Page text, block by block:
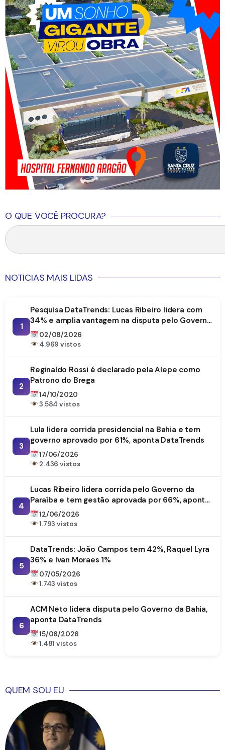
O QUE VOCÊ PROCURA?
NOTICIAS MAIS LIDAS
1
Pesquisa DataTrends: Lucas Ribeiro lidera com
34% e amplia vantagem na disputa pelo Governo
da Paraíba
02/08/2026
4.969 vistos
2
Reginaldo Rossi é declarado pela Alepe como
Patrono do Brega
14/10/2020
3.584 vistos
3
Lula lidera corrida presidencial na Bahia e tem
governo aprovado por 61%, aponta DataTrends
17/06/2026
2.436 vistos
4
Lucas Ribeiro lidera corrida pelo Governo da
Paraíba e tem gestão aprovada por 66%, aponta
DataTrends
12/06/2026
1.793 vistos
5
DataTrends: João Campos tem 42%, Raquel Lyra
36% e Ivan Moraes 1%
07/05/2026
1.743 vistos
6
ACM Neto lidera disputa pelo Governo da Bahia,
aponta DataTrends
15/06/2026
1.481 vistos
QUEM SOU EU